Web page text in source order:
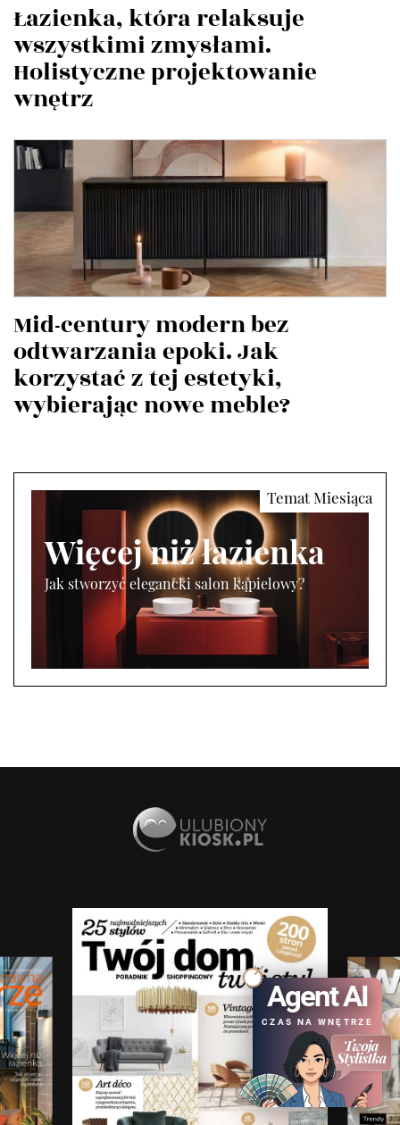
Łazienka, która relaksuje
wszystkimi zmysłami.
Holistyczne projektowanie
wnętrz
Mid-century modern bez
odtwarzania epoki. Jak
korzystać z tej estetyki,
wybierając nowe meble?
Więcej niż łazienka
Jak stworzyć elegancki salon kąpielowy?
Agent AI
CZAS NA WNĘTRZE